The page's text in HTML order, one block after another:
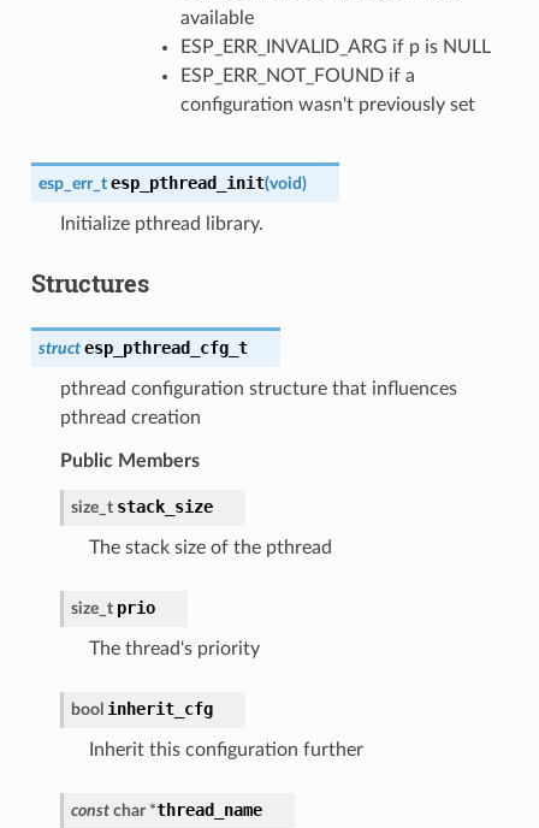
available
ESP_ERR_INVALID_ARG if p is NULL
ESP_ERR_NOT_FOUND if a
configuration wasn't previously set
esp_err_t esp_pthread_init(void)
Initialize pthread library.
Structures
struct esp_pthread_cfg_t
pthread configuration structure that influences
pthread creation
Public Members
size_t stack_size
The stack size of the pthread
size_t prio
The thread's priority
bool inherit_cfg
Inherit this configuration further
const char *thread_name